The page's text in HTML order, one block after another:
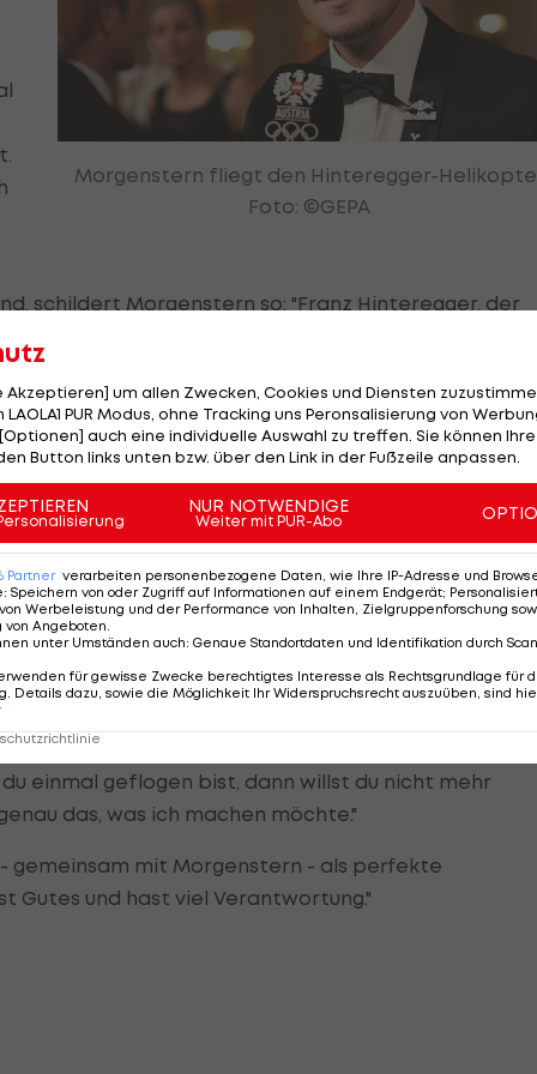
Morgenstern fliegt den Hinteregger-
Foto: ©GEPA
schildert Morgenstern so: "Franz Hinteregger, der
einen Rundflug ein. Dabei bin ich mit Martin ins
als Geschäftspartner da."
"Hinti"-Heli, einer Millionen-Investition, ab. "Es
Polizeihubschrauber: Eine fesche Maschine,
oder andere Tätigkeiten am Berg",
Nachrichten
"Bergdoktor" zu seiner Millionen-Investition
der Kärntner: "Ich habe mir schon Gedanken
machen könnte. Als ich den Bergdoktor sah,
in den Bergen zu arbeiten. Daraufhin habe ich
einem Monat mit Österreich für die WM in Katar
einmal geflogen bist, dann willst du nicht mehr
das, was ich machen möchte."
gemeinsam mit Morgenstern - als perfekte
Gutes und hast viel Verantwortung."
Akzeptieren] um allen Zwecken, Cookies und Diensten
PUR Modus, ohne Tracking uns Peronsalisierung von
auch eine individuelle Auswahl zu treffen. Sie können
Button links unten bzw. über den Link in der Fußzeile anpassen.
NUR NOTWENDIGE
Weiter mit PUR-Abo
Partner verarbeiten personenbezogene Daten, wie Ihre IP-Adresse und
: Speichern von oder Zugriff auf Informationen auf einem Endgerät;
Werbeleistung und der Performance von Inhalten, Zielgruppenforschung
von Angeboten.
unter Umständen auch: Genaue Standortdaten und Identifikation durch
für gewisse Zwecke berechtigtes Interesse als Rechtsgrundlage für
Details dazu, sowie die Möglichkeit Ihr Widerspruchsrecht auszuüben, sind